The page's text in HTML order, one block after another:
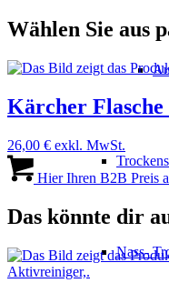
Nass-
Wählen Sie aus
Kärcher
26,00 € exkl. MwSt.
Hier Ihren B2B Preis
Das könnte dir